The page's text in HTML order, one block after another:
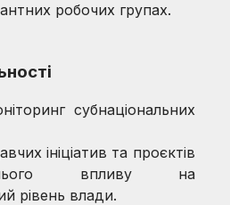
робочих групах.
субнаціональних
ініціатив та проєктів
впливу на
рівень влади.